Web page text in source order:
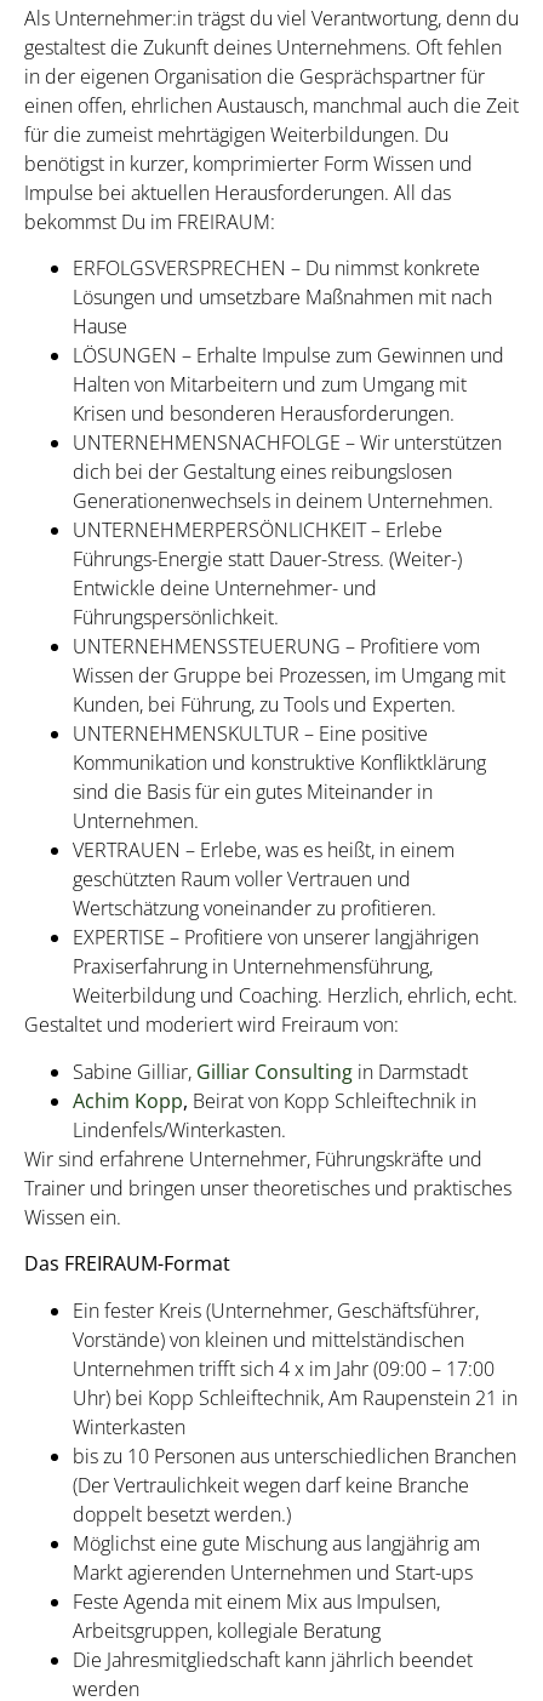
Als Unternehmer:in trägst du viel Verantwortung, denn du
gestaltest die Zukunft deines Unternehmens. Oft fehlen
in der eigenen Organisation die Gesprächspartner für
einen offen, ehrlichen Austausch, manchmal auch die Zeit
für die zumeist mehrtägigen Weiterbildungen. Du
benötigst in kurzer, komprimierter Form Wissen und
Impulse bei aktuellen Herausforderungen. All das
bekommst Du im FREIRAUM:
ERFOLGSVERSPRECHEN – Du nimmst konkrete
Lösungen und umsetzbare Maßnahmen mit nach
Hause
LÖSUNGEN – Erhalte Impulse zum Gewinnen und
Halten von Mitarbeitern und zum Umgang mit
Krisen und besonderen Herausforderungen.
UNTERNEHMENSNACHFOLGE – Wir unterstützen
dich bei der Gestaltung eines reibungslosen
Generationenwechsels in deinem Unternehmen.
UNTERNEHMERPERSÖNLICHKEIT – Erlebe
Führungs-Energie statt Dauer-Stress. (Weiter-)
Entwickle deine Unternehmer- und
Führungspersönlichkeit.
UNTERNEHMENSSTEUERUNG – Profitiere vom
Wissen der Gruppe bei Prozessen, im Umgang mit
Kunden, bei Führung, zu Tools und Experten.
UNTERNEHMENSKULTUR – Eine positive
Kommunikation und konstruktive Konfliktklärung
sind die Basis für ein gutes Miteinander in
Unternehmen.
VERTRAUEN – Erlebe, was es heißt, in einem
geschützten Raum voller Vertrauen und
Wertschätzung voneinander zu profitieren.
EXPERTISE – Profitiere von unserer langjährigen
Praxiserfahrung in Unternehmensführung,
Weiterbildung und Coaching. Herzlich, ehrlich, echt.
Gestaltet und moderiert wird Freiraum von:
Sabine Gilliar, Gilliar Consulting in Darmstadt
Achim Kopp, Beirat von Kopp Schleiftechnik in
Lindenfels/Winterkasten.
Wir sind erfahrene Unternehmer, Führungskräfte und
Trainer und bringen unser theoretisches und praktisches
Wissen ein.
Das FREIRAUM-Format
Ein fester Kreis (Unternehmer, Geschäftsführer,
Vorstände) von kleinen und mittelständischen
Unternehmen trifft sich 4 x im Jahr (09:00 – 17:00
Uhr) bei Kopp Schleiftechnik, Am Raupenstein 21 in
Winterkasten
bis zu 10 Personen aus unterschiedlichen Branchen
(Der Vertraulichkeit wegen darf keine Branche
doppelt besetzt werden.)
Möglichst eine gute Mischung aus langjährig am
Markt agierenden Unternehmen und Start-ups
Feste Agenda mit einem Mix aus Impulsen,
Arbeitsgruppen, kollegiale Beratung
Die Jahresmitgliedschaft kann jährlich beendet
werden